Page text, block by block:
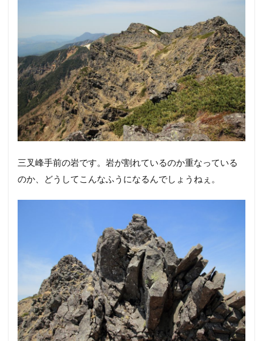
そういえば日ノ岳、鉾岳のピークは確認できませんでし
た。どこだったんだろう？？
この先に見えているのが三叉峰と奥ノ院でしょうか。